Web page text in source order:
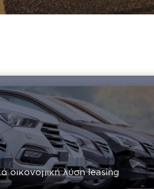
οικονομική λύση leasing